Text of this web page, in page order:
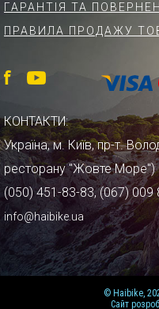
ГАРАНТІЯ ТА
ПРАВИЛА ПРОДАЖУ
КОНТАКТИ:
Україна, м. Київ, пр-т.
ресторану "Жовте Море")
(050) 451-83-83, (067) 009
info@haibike.ua
© Haibike,
Сайт